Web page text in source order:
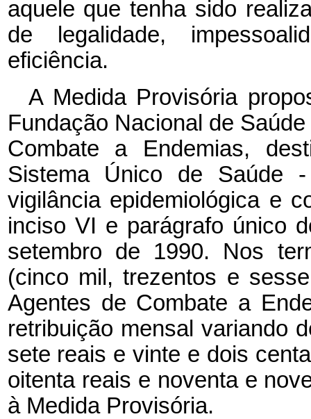
aquele que tenha sido
de legalidade,
eficiência.
A Medida Provisória
Fundação Nacional de
Combate a Endemias,
Sistema Único de Saúde
vigilância epidemiológica e
inciso VI e parágrafo único
setembro de 1990. Nos
(cinco mil, trezentos e
Agentes de Combate a
retribuição mensal variando
sete reais e vinte e dois
oitenta reais e noventa e
à Medida Provisória.